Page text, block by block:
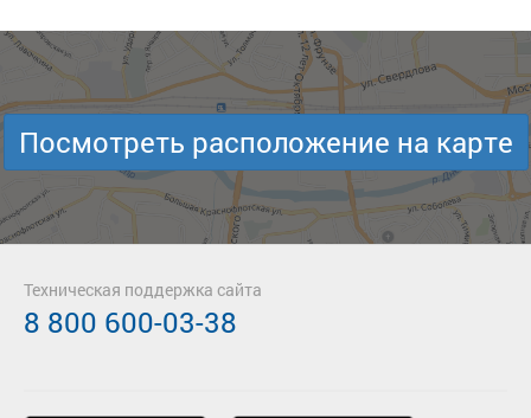
Посмотреть расположение на карте
Техническая поддержка сайта
8 800 600-03-38